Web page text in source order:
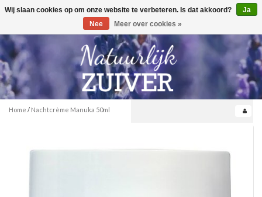
Toggle
0
Home / Nachtcrème Manuka 50ml
Wij slaan cookies op om onze website te verbeteren. Is dat akkoord?
Ja
Nee
Meer over cookies »